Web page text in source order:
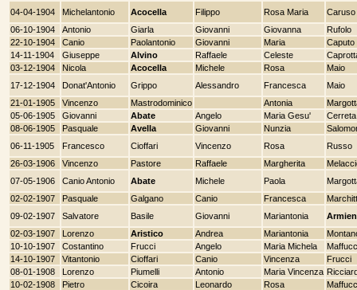
04-04-1904 Michelantonio Acocella Filippo Rosa Maria
Caruso
06-10-1904
Antonio Giarla Giovanni Giovanna
Rufolo
22-10-1904
Canio Paolantonio Giovanni Maria
Caputo
14-11-1904
Giuseppe Alvino Raffaele Celeste
03-12-1904
Nicola Acocella Michele Rosa
Maio
17-12-1904
Donat'Antonio Grippo Alessandro Francesca
Maio
21-01-1905
Vincenzo Mastrodominico Antonia
05-06-1905
Giovanni Abate Angelo Maria Gesu'
Cerreta
08-06-1905
Pasquale Avella Giovanni Nunzia
06-11-1905
Francesco Cioffari Vincenzo Rosa
Russo
26-03-1906
Vincenzo Pastore Raffaele Margherita
07-05-1906
Canio Antonio Abate Michele Paola
02-02-1907
Pasquale Galgano Canio Francesca
09-02-1907
Salvatore Basile Giovanni Mariantonia
02-03-1907
Lorenzo Aristico Andrea Mariantonia
10-10-1907
Costantino Frucci Angelo Maria Michela
14-10-1907
Vitantonio Cioffari Canio Vincenza
Frucci
08-01-1908
Lorenzo Piumelli Antonio Maria Vincenza
10-02-1908
Pietro Cicoira Leonardo Rosa